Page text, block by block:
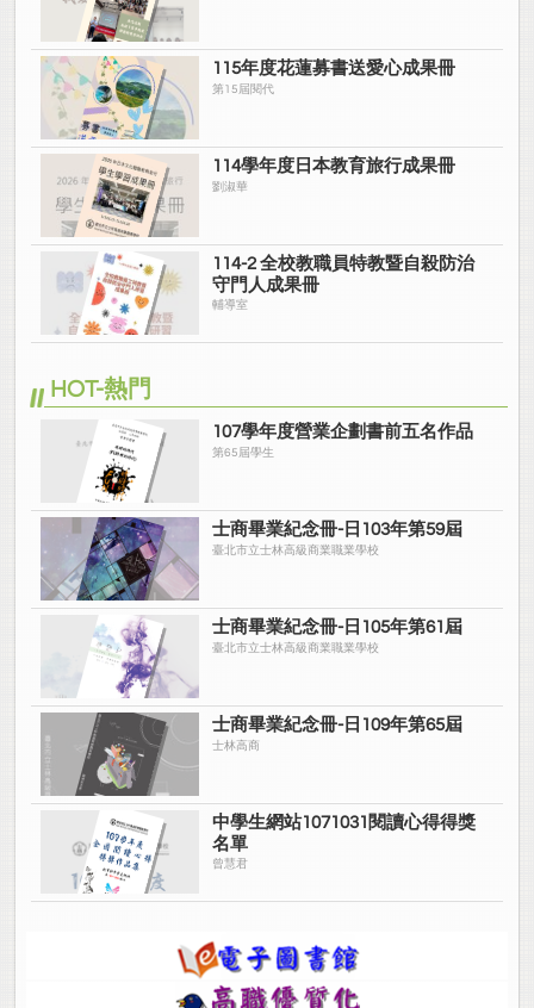
115年度花蓮募書送愛心成果冊
第15屆閱代
114學年度日本教育旅行成果冊
劉淑華
114-2 全校教職員特教暨自殺防治
守門人成果冊
輔導室
HOT-熱門
107學年度營業企劃書前五名作品
第65屆學生
士商畢業紀念冊-日103年第59屆
臺北市立士林高級商業職業學校
士商畢業紀念冊-日105年第61屆
臺北市立士林高級商業職業學校
士商畢業紀念冊-日109年第65屆
士林高商
中學生網站1071031閱讀心得得獎
名單
曾慧君